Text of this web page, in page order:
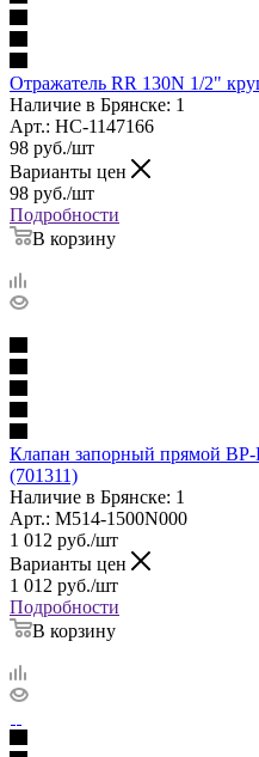
Отражатель RR 130N 1/2"
Наличие в Брянске: 1
Арт.: НС-1147166
98 руб./шт
Варианты цен
98 руб./шт
Подробности
В корзину
Клапан запорный прямой ВР-
(701311)
Наличие в Брянске: 1
Арт.: M514-1500N000
1 012 руб./шт
Варианты цен
1 012 руб./шт
Подробности
В корзину